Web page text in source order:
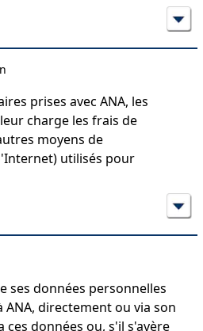
prises avec ANA, les
charge les frais de
moyens de
utilisés pour
ses données personnelles
directement ou via son
ces données ou, s'il s'avère